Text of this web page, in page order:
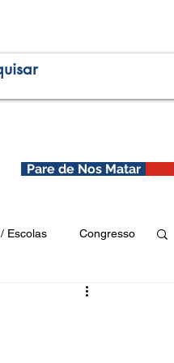
Pare de Nos Matar
Escolas Congresso
Publicações SEDIN